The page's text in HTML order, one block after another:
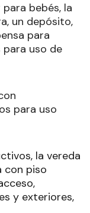
bebés, la
un depósito,
para
uso de
para uso
la vereda
con piso
y exteriores,